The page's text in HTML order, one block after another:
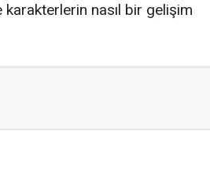
nasıl bir gelişim